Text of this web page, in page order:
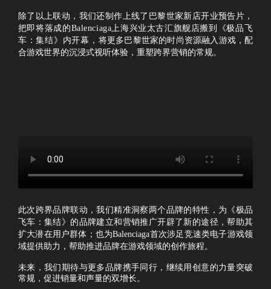
除了以上联动，我们还制作上线了巴黎世家新店开业预告片，
把即将落成的Balenciaga 上海兴业太古汇旗舰店搬到《极品飞
车：集结》内开幕 ， 将更多巴黎世家的时尚资源融入游戏，配
合游戏世界的沉浸式视听体验，重塑跨界营销的常规。
此次跨界品牌联动，我们精准洞察两个品牌的特性，为《极品
飞车：集结》的品牌建立和营销推广开辟了新的途径，帮助其
扩大潜在用户群体；也为Balenciaga首次涉足竞速类电子游戏领
域提供助力，帮助推进品牌在游戏领域的创作旅程。
未来，我们期待与更多品牌携手同行，继续用创意的力量突破
常规，促进销量和声量的双增长。